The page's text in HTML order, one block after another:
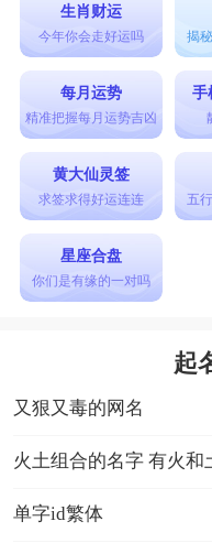
生肖财运
今年你会走好运吗 揭
每月运势
精准把握每月运势吉凶
手
黄大仙灵签
求签求得好运连连 五
星座合盘
你们是有缘的一对吗
起
又狠又毒的网名
火土组合的名字 有火和
单字id繁体